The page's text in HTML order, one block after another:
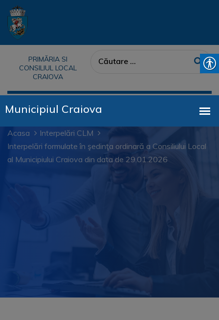
PRIMĂRIA SI
CONSILIUL LOCAL
CRAIOVA
Acasa
Interpelări CLM
Interpelări formulate în şedinţa ordinară a Consiliului Local
al Municipiului Craiova din data de 29.01.2026